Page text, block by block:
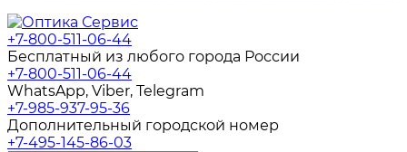
+7-800-511-06-44
Бесплатный из любого города России
+7-800-511-06-44
WhatsApp, Viber, Telegram
+7-985-937-95-36
Дополнительный городской номер
+7-495-145-86-03